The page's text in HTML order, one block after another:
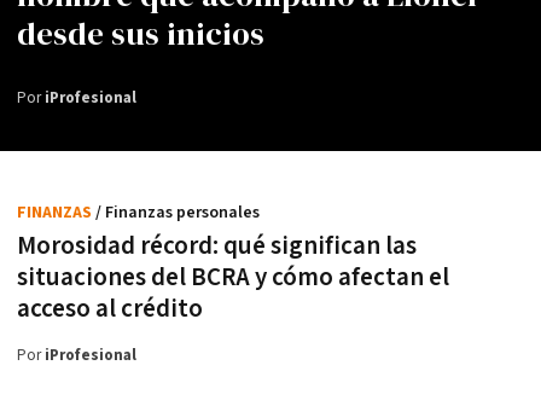
desde sus inicios
PoriProfesional
Morosidad récord: qué significan las
situaciones del BCRA y cómo afectan el
acceso al crédito
FINANZAS / Finanzas personales
PoriProfesional